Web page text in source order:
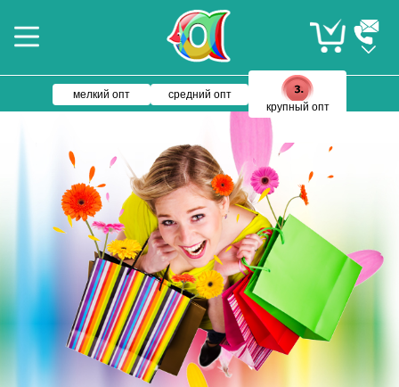
мелкий опт
средний опт
крупный опт